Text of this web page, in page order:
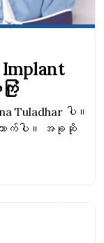
Implant
ြုံ
Tuladhar ပါ။
ောက်ပါ။ အခုဆို